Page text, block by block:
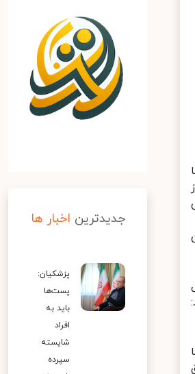
جدیدترین اخبار ها
پزشکیان:
پست‌ها
باید به
افراد
شایسته
سپرده